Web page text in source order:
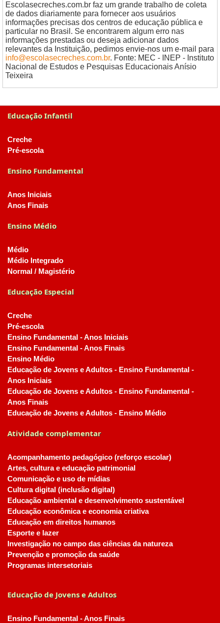
Escolasecreches.com.br faz um grande trabalho de coleta
de dados diariamente para fornecer aos usuários
informações precisas dos centros de educação pública e
particular no Brasil. Se encontrarem algum erro nas
informações prestadas ou deseja adicionar dados
relevantes da Instituição, pedimos envie-nos um e-mail para
info@escolasecreches.com.br. Fonte: MEC - INEP - Instituto
Nacional de Estudos e Pesquisas Educacionais Anísio
Teixeira
Educação Infantil
Creche
Pré-escola
Ensino Fundamental
Anos Iniciais
Anos Finais
Ensino Médio
Médio
Médio Integrado
Normal / Magistério
Educação Especial
Creche
Pré-escola
Ensino Fundamental - Anos Iniciais
Ensino Fundamental - Anos Finais
Ensino Médio
Educação de Jovens e Adultos - Ensino Fundamental -
Anos Iniciais
Educação de Jovens e Adultos - Ensino Fundamental -
Anos Finais
Educação de Jovens e Adultos - Ensino Médio
Atividade complementar
Acompanhamento pedagógico (reforço escolar)
Artes, cultura e educação patrimonial
Comunicação e uso de mídias
Cultura digital (inclusão digital)
Educação ambiental e desenvolvimento sustentável
Educação econômica e economia criativa
Educação em direitos humanos
Esporte e lazer
Investigação no campo das ciências da natureza
Prevenção e promoção da saúde
Programas intersetoriais
Educação de Jovens e Adultos
Ensino Fundamental - Anos Finais